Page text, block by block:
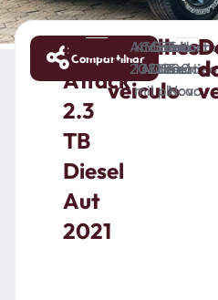
Compartilhar
Frontier
Attack
2.3
TB
Diesel
Aut
2021
Detalhes
do
veiculo
Ano:
2021
KM:
138.000
mil
Câmbio:
Automático
Diesel
Final
da
placa:
Cor:
Preto
Estado:
Semi-
Novo